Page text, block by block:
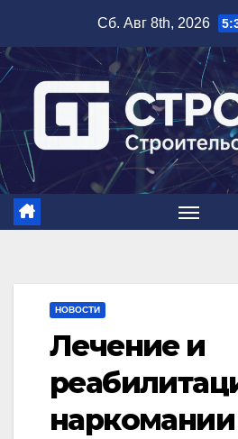
содержимому
Сб. Авг 8th, 2026
НОВОСТИ
Лечение и
наркомании